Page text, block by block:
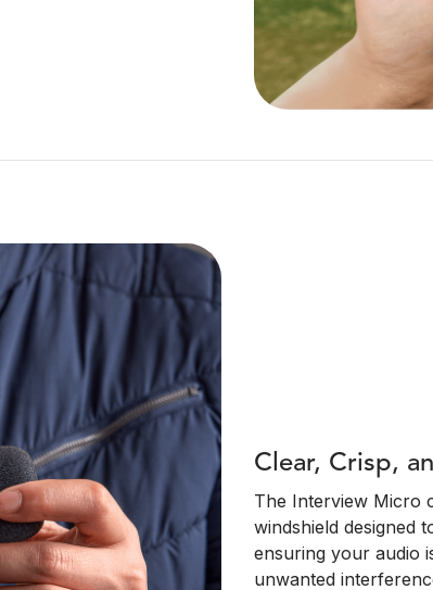
Clear, Crisp,
The Interview Micro
windshield designed
ensuring your audio
unwanted